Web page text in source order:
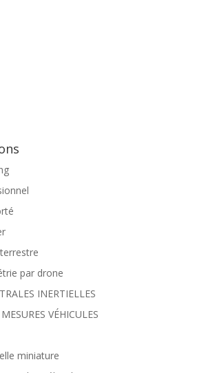
par drone
INERTIELLES
VÉHICULES
miniature